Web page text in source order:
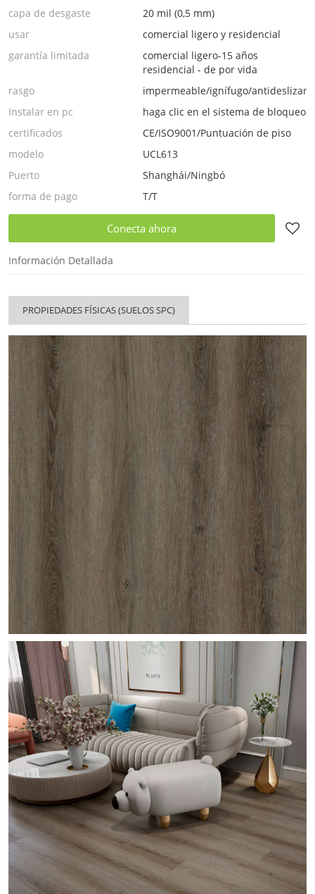
capa de desgaste
20 mil (0,5 mm)
usar
comercial ligero y residencial
garantía limitada
comercial ligero-15 años
residencial - de por vida
rasgo
impermeable/ignífugo/
Instalar en pc
haga clic en el sistema de bloqueo
certificados
CE/ISO9001/Puntuación de piso
modelo
UCL613
Puerto
Shanghái/Ningbó
forma de pago
T/T
Conecta ahora
Información Detallada
PROPIEDADES FÍSICAS (SUELOS SPC)